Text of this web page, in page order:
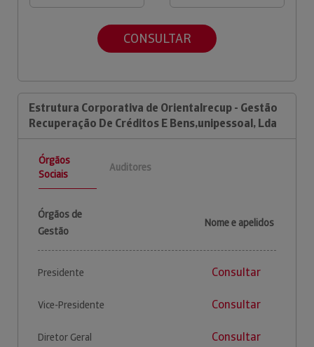
CONSULTAR
Estrutura Corporativa de Orientalrecup - Gestão
Recuperação De Créditos E Bens,unipessoal, Lda
Órgãos
Sociais
Auditores
Órgãos de
Gestão
Nome e apelidos
Presidente Consultar
Vice-Presidente Consultar
Diretor Geral Consultar